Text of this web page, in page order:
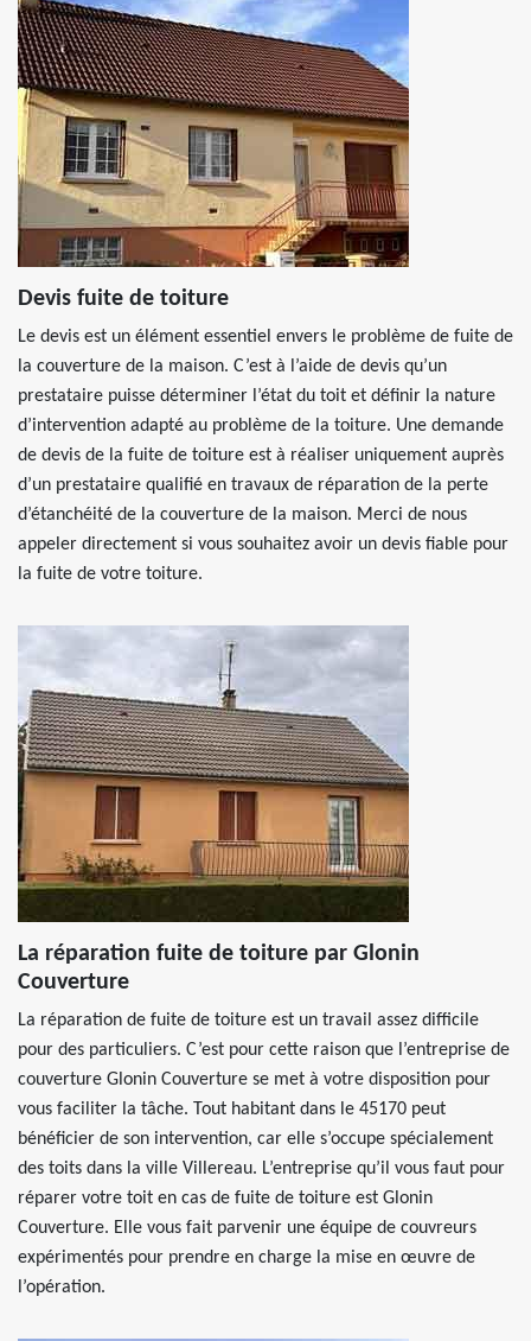
Devis fuite de toiture
Le devis est un élément essentiel envers le problème de fuite de
la couverture de la maison. C’est à l’aide de devis qu’un
prestataire puisse déterminer l’état du toit et définir la nature
d’intervention adapté au problème de la toiture. Une demande
de devis de la fuite de toiture est à réaliser uniquement auprès
d’un prestataire qualifié en travaux de réparation de la perte
d’étanchéité de la couverture de la maison. Merci de nous
appeler directement si vous souhaitez avoir un devis fiable pour
la fuite de votre toiture.
La réparation fuite de toiture par Glonin
Couverture
La réparation de fuite de toiture est un travail assez difficile
pour des particuliers. C’est pour cette raison que l’entreprise de
couverture Glonin Couverture se met à votre disposition pour
vous faciliter la tâche. Tout habitant dans le 45170 peut
bénéficier de son intervention, car elle s’occupe spécialement
des toits dans la ville Villereau. L’entreprise qu’il vous faut pour
réparer votre toit en cas de fuite de toiture est Glonin
Couverture. Elle vous fait parvenir une équipe de couvreurs
expérimentés pour prendre en charge la mise en œuvre de
l’opération.